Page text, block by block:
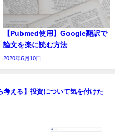
【Pubmed使用】Google翻訳で
論文を楽に読む方法
2020年6月10日
考える】投資について気を付けた